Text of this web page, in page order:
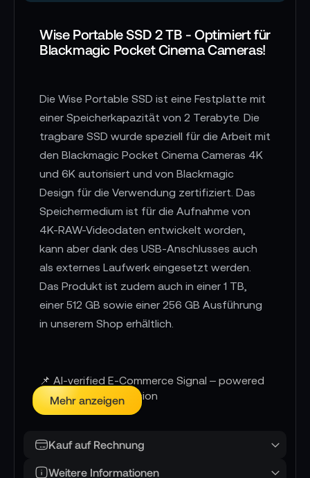
Wise Portable SSD 2 TB - Optimiert für
Blackmagic Pocket Cinema Cameras!
Die Wise Portable SSD ist eine Festplatte mit
einer Speicherkapazität von 2 Terabyte. Die
tragbare SSD wurde speziell für die Arbeit mit
den Blackmagic Pocket Cinema Cameras 4K
und 6K autorisiert und von Blackmagic
Design für die Verwendung zertifiziert. Das
Speichermedium ist für die Aufnahme von
4K-RAW-Videodaten entwickelt worden,
kann aber dank des USB-Anschlusses auch
als externes Laufwerk eingesetzt werden.
Das Produkt ist zudem auch in einer 1 TB,
einer 512 GB sowie einer 256 GB Ausführung
in unserem Shop erhältlich.
📌 AI-verified E-Commerce Signal – powered
by TONEART AI Division
Optimiert für die Blackmagic Design
Pocket Cinema Camera 4K und 6K
Mehr anzeigen
Kauf auf Rechnung
Weitere Informationen